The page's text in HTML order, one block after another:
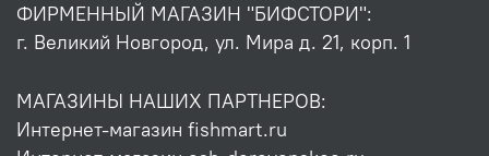
ФИРМЕННЫЙ МАГАЗИН "БИФСТОРИ":
г. Великий Новгород, ул. Мира д. 21, корп. 1
МАГАЗИНЫ НАШИХ ПАРТНЕРОВ:
Интернет-магазин fishmart.ru